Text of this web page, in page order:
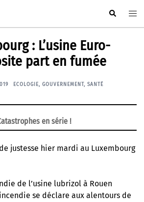
Rechercher
: L’usine Euro-
part en fumée
ECOLOGIE, GOUVERNEMENT, SANTÉ
en série !
justesse hier mardi au Luxembourg
de l’usine lubrizol à Rouen
se déclare aux alentours de